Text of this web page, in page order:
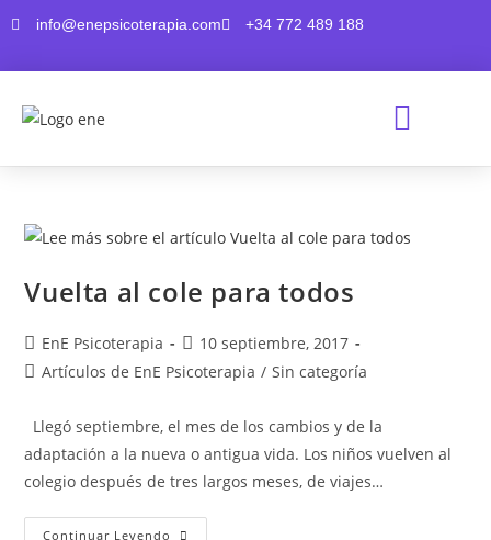
info@enepsicoterapia.com +34 772 489 188
Vuelta al cole para todos
EnE Psicoterapia
10 septiembre, 2017
Artículos de EnE Psicoterapia / Sin categoría
Llegó septiembre, el mes de los cambios y de la
adaptación a la nueva o antigua vida. Los niños vuelven al
colegio después de tres largos meses, de viajes…
Continuar Leyendo